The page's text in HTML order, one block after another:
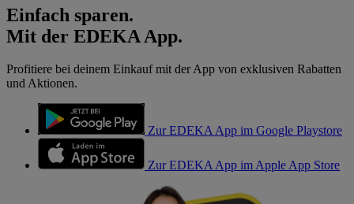
Einfach sparen.
Mit der EDEKA App.
Profitiere bei deinem Einkauf mit der App von exklusiven Rabatten
und Aktionen.
Zur EDEKA App im Google Playstore
Zur EDEKA App im Apple App Store